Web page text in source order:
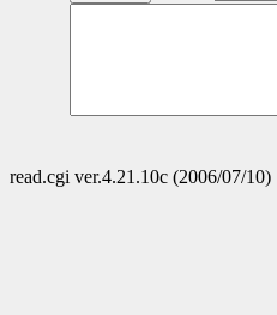
read.cgi ver.4.21.10c (2006/07/10)